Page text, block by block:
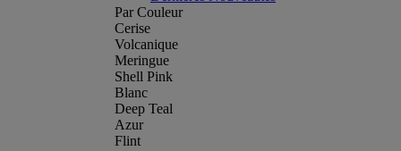
Par Couleur
Cerise
Volcanique
Meringue
Shell Pink
Blanc
Deep Teal
Azur
Flint